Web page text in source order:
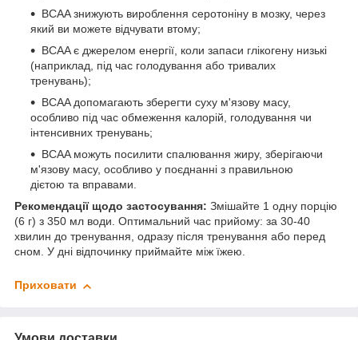
BCAA знижують вироблення серотоніну в мозку, через
який ви можете відчувати втому;
BCAA є джерелом енергії, коли запаси глікогену низькі
(наприклад, під час голодування або тривалих
тренувань);
BCAA допомагають зберегти суху м'язову масу,
особливо під час обмеження калорій, голодування чи
інтенсивних тренувань;
BCAA можуть посилити спалювання жиру, зберігаючи
м'язову масу, особливо у поєднанні з правильною
дієтою та вправами.
Рекомендації щодо застосування: Змішайте 1 одну порцію
(6 г) з 350 мл води. Оптимальний час прийому: за 30-40
хвилин до тренування, одразу після тренування або перед
сном. У дні відпочинку приймайте між їжею.
Приховати